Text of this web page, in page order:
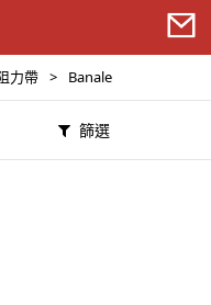
力帶 > Banale
篩選